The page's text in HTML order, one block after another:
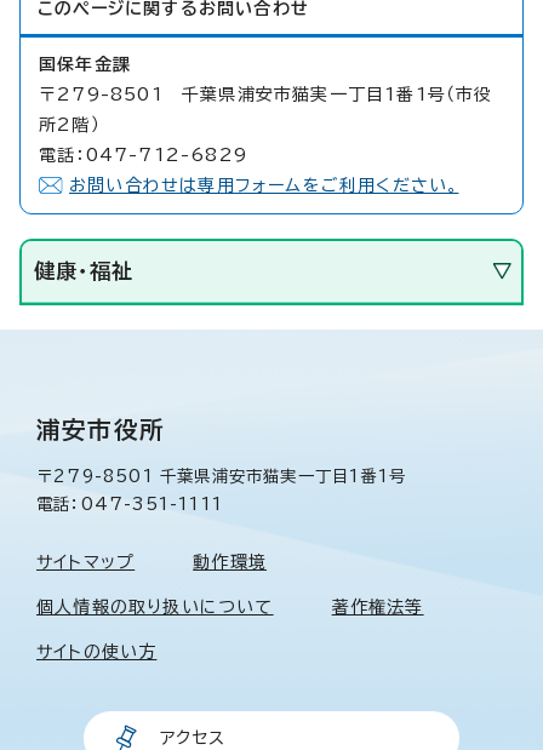
このページに関する お問い合わせ
国保年金課
〒279-8501 千葉県浦安市猫実一丁目1番1号（市役
所2階）
電話：047-712-6829
お問い合わせは専用フォームをご利用ください。
健康・福祉
浦安市役所
〒279-8501 千葉県浦安市猫実一丁目1番1号
電話：047-351-1111
サイトマップ 動作環境
個人情報の取り扱いについて 著作権法等
サイトの使い方
アクセス